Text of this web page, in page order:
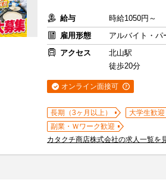
給与
時給1050円～
雇用形態
アルバイト・パ
アクセス
北山駅
徒歩20分
オンライン面接可
長期（3ヶ月以上） 大学生歓迎
副業・Ｗワーク歓迎
カタクチ商店株式会社の求人一覧を